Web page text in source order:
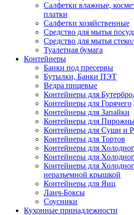
Салфетки влажные,
платки
Салфетки хозяйственные
Средство для мытья
Средство для мытья
Туалетная бумага
Контейнеры
Банки под пресервы
Бутылки, Банки ПЭТ
Ведра пищевые
Контейнеры для
Контейнеры для Горячего
Контейнеры для Запайки
Контейнеры для
Контейнеры для Суши и
Контейнеры для Тортов
Контейнеры для
Контейнеры для
Контейнеры для
неразъемной крышкой
Контейнеры для Яиц
Ланч-Боксы
Соусники
Кухонные принадлежности